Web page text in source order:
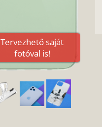
Tervezhető saját
fotóval is!